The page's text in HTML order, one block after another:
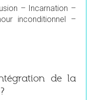
– Incarnation –
inconditionnel –
de la